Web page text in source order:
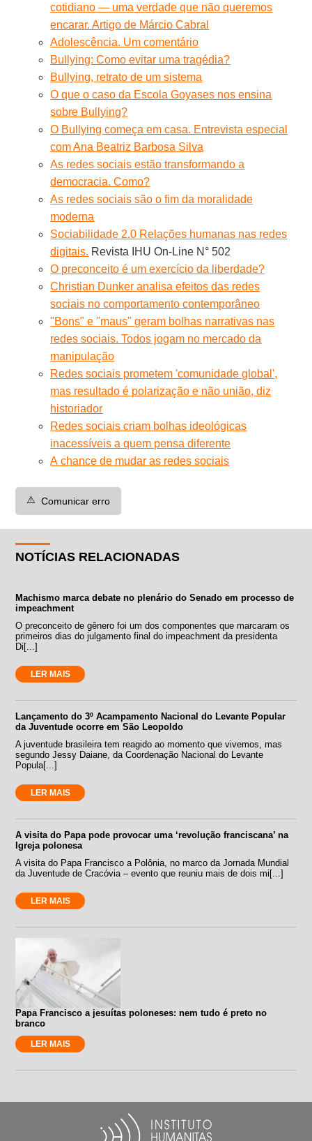
cotidiano — uma verdade que não queremos
encarar. Artigo de Márcio Cabral
Adolescência. Um comentário
Bullying: Como evitar uma tragédia?
Bullying, retrato de um sistema
O que o caso da Escola Goyases nos ensina
sobre Bullying?
O Bullying começa em casa. Entrevista especial
com Ana Beatriz Barbosa Silva
As redes sociais estão transformando a
democracia. Como?
As redes sociais são o fim da moralidade
moderna
Sociabilidade 2.0 Relações humanas nas redes
digitais. Revista IHU On-Line N° 502
O preconceito é um exercício da liberdade?
Christian Dunker analisa efeitos das redes
sociais no comportamento contemporâneo
"Bons" e "maus" geram bolhas narrativas nas
redes sociais. Todos jogam no mercado da
manipulação
Redes sociais prometem 'comunidade global',
mas resultado é polarização e não união, diz
historiador
Redes sociais criam bolhas ideológicas
inacessíveis a quem pensa diferente
A chance de mudar as redes sociais
⚠️ Comunicar erro
NOTÍCIAS RELACIONADAS
Machismo marca debate no plenário do Senado em processo de
impeachment
O preconceito de gênero foi um dos componentes que marcaram os
primeiros dias do julgamento final do impeachment da presidenta
Di[...]
LER MAIS
Lançamento do 3º Acampamento Nacional do Levante Popular
da Juventude ocorre em São Leopoldo
A juventude brasileira tem reagido ao momento que vivemos, mas
segundo Jessy Daiane, da Coordenação Nacional do Levante
Popula[...]
LER MAIS
A visita do Papa pode provocar uma ‘revolução franciscana’ na
Igreja polonesa
A visita do Papa Francisco a Polônia, no marco da Jornada Mundial
da Juventude de Cracóvia – evento que reuniu mais de dois mi[...]
LER MAIS
Papa Francisco a jesuítas poloneses: nem tudo é preto no
branco
LER MAIS